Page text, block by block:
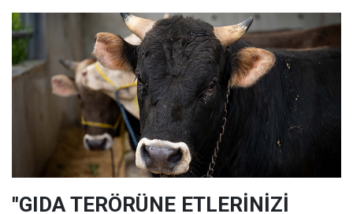
"GIDA TERÖRÜNE ETLERİNİZİ